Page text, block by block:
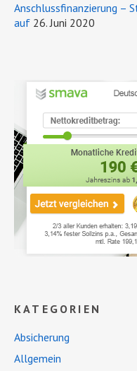
Anschlussfinanzierung –
auf 26. Juni 2020
KATEGORIEN
Absicherung
Allgemein